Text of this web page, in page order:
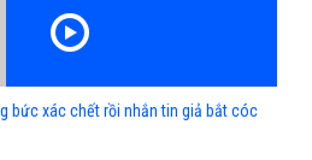
bức xác chết rồi nhắn tin giả bắt cóc